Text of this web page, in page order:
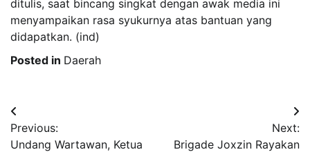
ditulis, saat bincang singkat dengan awak media ini
menyampaikan rasa syukurnya atas bantuan yang
didapatkan. (ind)
Posted in Daerah
Post
navigation
Previous:
Undang Wartawan, Ketua
Next:
Brigade Joxzin Rayakan